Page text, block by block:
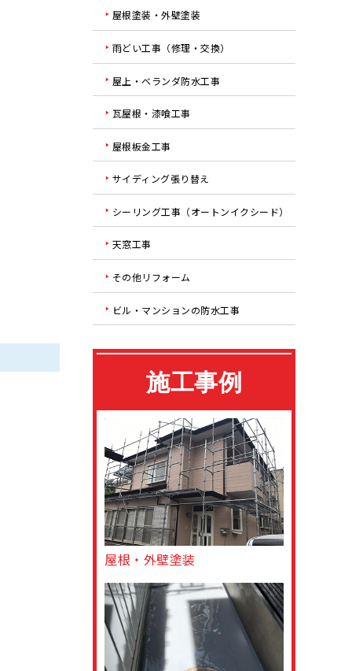
屋根塗装・外壁塗装
雨どい工事（修理・交換）
屋上・ベランダ防水工事
瓦屋根・漆喰工事
屋根板金工事
サイディング張り替え
シーリング工事（オートンイクシード）
天窓工事
その他リフォーム
ビル・マンションの防水工事
施工事例
屋根・外壁塗装